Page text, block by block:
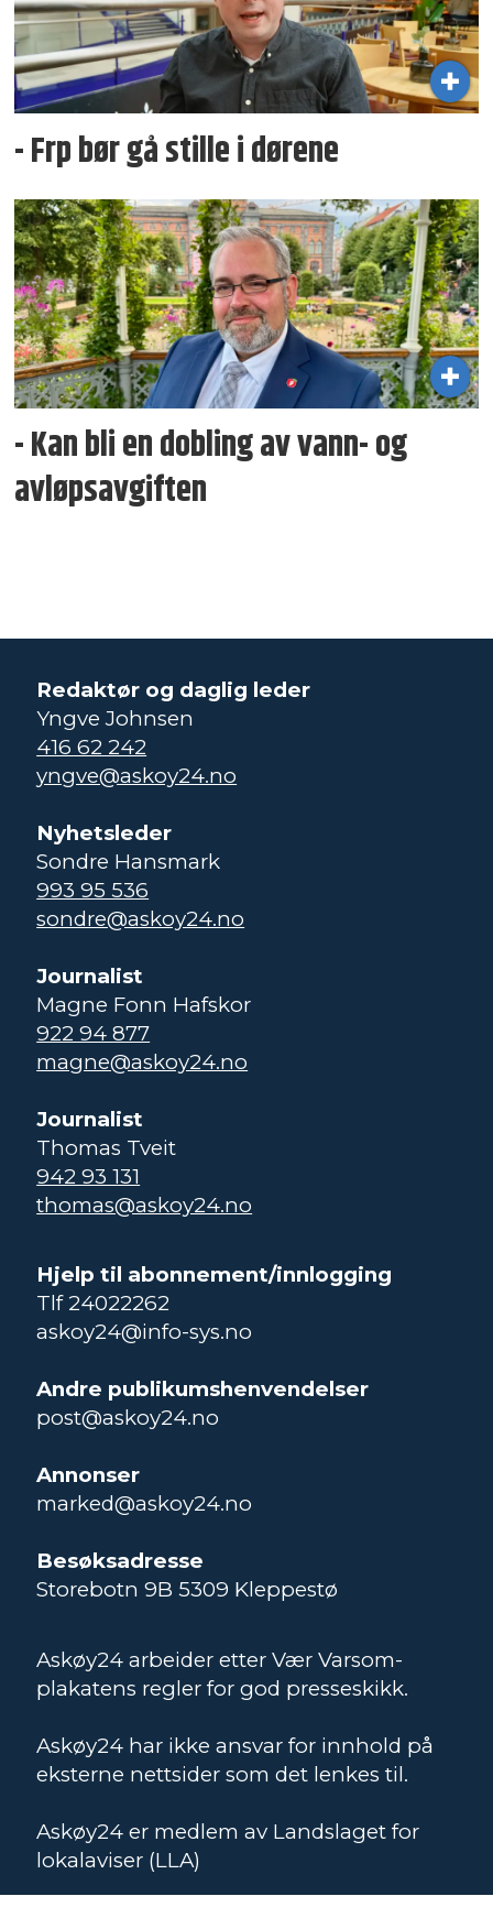
- Frp bør gå stille i dørene
- Kan bli en dobling av vann- og
avløpsavgiften
Redaktør og daglig leder
Yngve Johnsen
416 62 242
yngve@askoy24.no
Nyhetsleder
Sondre Hansmark
993 95 536
sondre@askoy24.no
Journalist
Magne Fonn Hafskor
922 94 877
magne@askoy24.no
Journalist
Thomas Tveit
942 93 131
thomas@askoy24.no
Hjelp til abonnement/innlogging
Tlf 24022262
askoy24@info-sys.no
Andre publikumshenvendelser
post@askoy24.no
Annonser
marked@askoy24.no
Besøksadresse
Storebotn 9B 5309 Kleppestø
Askøy24 arbeider etter Vær Varsom-
plakatens regler for god presseskikk.
Askøy24 har ikke ansvar for innhold på
eksterne nettsider som det lenkes til.
Askøy24 er medlem av Landslaget for
lokalaviser (LLA)